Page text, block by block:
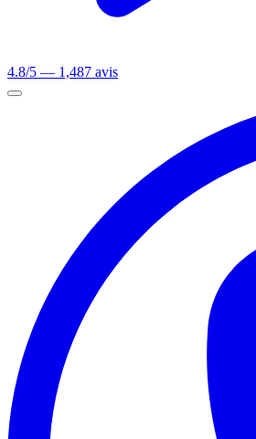
4.8/5 — 1,487 avis
Ouvrir le menu